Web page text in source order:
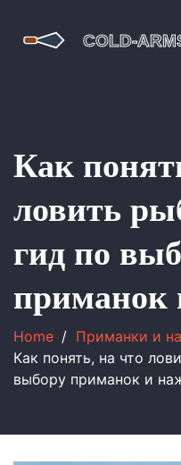
Как
ловить
гид по
приманок
Home
Приманки и
Как понять, на что
выбору приманок и